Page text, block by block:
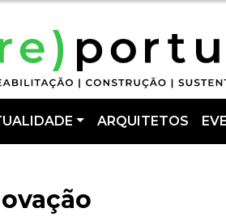
ARQUITETOS